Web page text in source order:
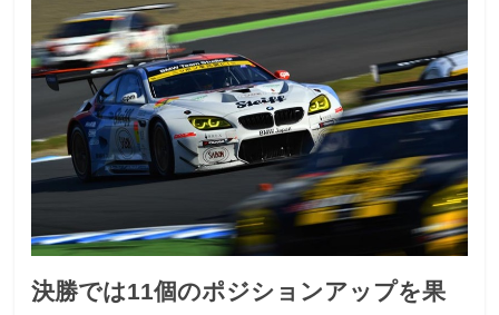
決勝では11個のポジションアップを果